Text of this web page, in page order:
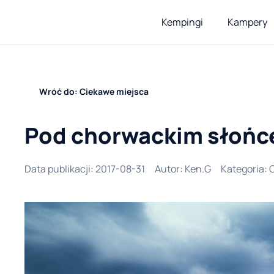
Kempingi Kampery
Wróć do: Ciekawe miejsca
Pod chorwackim
Data publikacji: 2017-08-31 Autor: Ken.G Kategoria: